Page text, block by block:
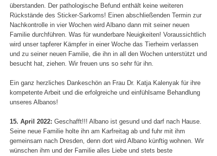
überstanden. Der pathologische Befund enthält keine weiteren
Rückstände des Sticker-Sarkoms! Einen abschließenden Termin zur
Nachkontrolle in vier Wochen wird Albano dann mit seiner neuen
Familie durchführen. Was für wunderbare Neuigkeiten! Voraussichtlich
wird unser tapferer Kämpfer in einer Woche das Tierheim verlassen
und zu seiner neuen Familie, die ihn in all den Wochen unterstützt und
besucht hat, ziehen. Wir freuen uns so sehr für ihn.
Ein ganz herzliches Dankeschön an Frau Dr. Katja Kalenyak für ihre
kompetente Arbeit und die erfolgreiche und einfühlsame Behandlung
unseres Albanos!
15. April 2022:Geschafft!!! Albano ist gesund und darf nach Hause.
Seine neue Familie holte ihn am Karfreitag ab und fuhr mit ihm
gemeinsam nach Dresden, denn dort wird Albano künftig wohnen. Wir
wünschen ihm und der Familie alles Liebe und stets beste